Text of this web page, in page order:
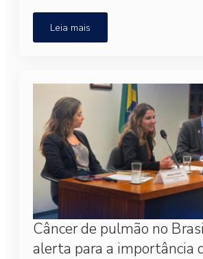
Leia mais
Câncer de pulmão no
alerta para a importância